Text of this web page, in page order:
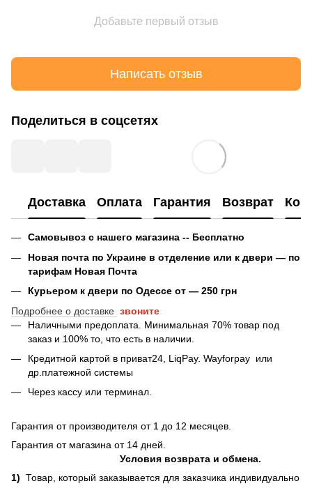
Добавьте первый отзыв
Написать отзыв
Поделиться в соцсетях
Доставка Оплата Гарантия Возврат
Самовывоз с нашего магазина -- Бесплатно
Новая почта по Украине в отделение или к двери — по
тарифам Новая Почта
Курьером к двери по Одессе от — 250 грн
Подробнее о доставке звоните
Наличными предоплата. Минимальная 70% товар под
заказ и 100% то, что есть в наличии.
Кредитной картой в приват24, LiqPay. Wayforpay или
др.платежной системы
Через кассу или терминал.
Гарантия от производителя от 1 до 12 месяцев.
Гарантия от магазина от 14 дней.
Условия возврата и обмена.
1) Товар, который заказывается для заказчика индивидуально